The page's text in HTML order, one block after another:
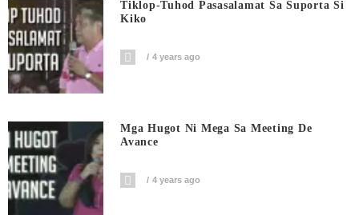
Tiklop-Tuhod Pasasalamat Sa Suporta Si
Kiko
4 years ago
Mga Hugot Ni Mega Sa Meeting De
Avance
4 years ago